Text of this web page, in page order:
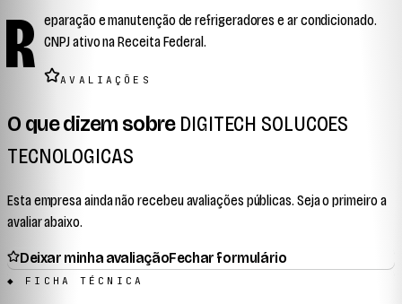
R eparação e manutenção de refrigeradores e ar condicionado.
CNPJ ativo na Receita Federal.
AVALIAÇÕES
O que dizem sobre DIGITECH SOLUCOES
TECNOLOGICAS
Esta empresa ainda não recebeu avaliações públicas. Seja o primeiro a
avaliar abaixo.
Deixar minha avaliaçãoFechar formulário
◆ FICHA TÉCNICA